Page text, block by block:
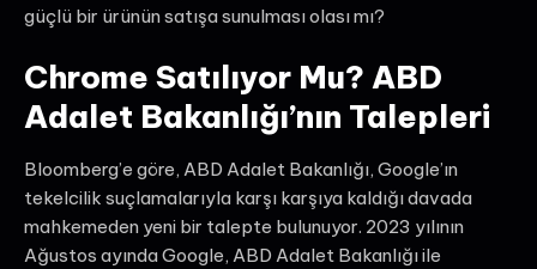
güçlü bir ürünün satışa sunulması olası mı?
Chrome Satılıyor Mu? ABD
Adalet Bakanlığı’nın Talepleri
Bloomberg’e göre, ABD Adalet Bakanlığı, Google’ın
tekelcilik suçlamalarıyla karşı karşıya kaldığı davada
mahkemeden yeni bir talepte bulunuyor. 2023 yılının
Ağustos ayında Google, ABD Adalet Bakanlığı ile